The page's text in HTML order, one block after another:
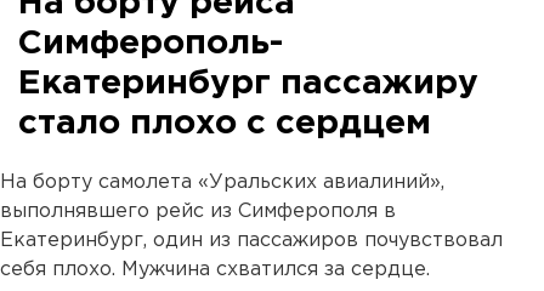
Симферополь-
Екатеринбург пассажиру
стало плохо с сердцем
На борту самолета «Уральских авиалиний»,
выполнявшего рейс из Симферополя в
Екатеринбург, один из пассажиров почувствовал
себя плохо. Мужчина схватился за сердце.